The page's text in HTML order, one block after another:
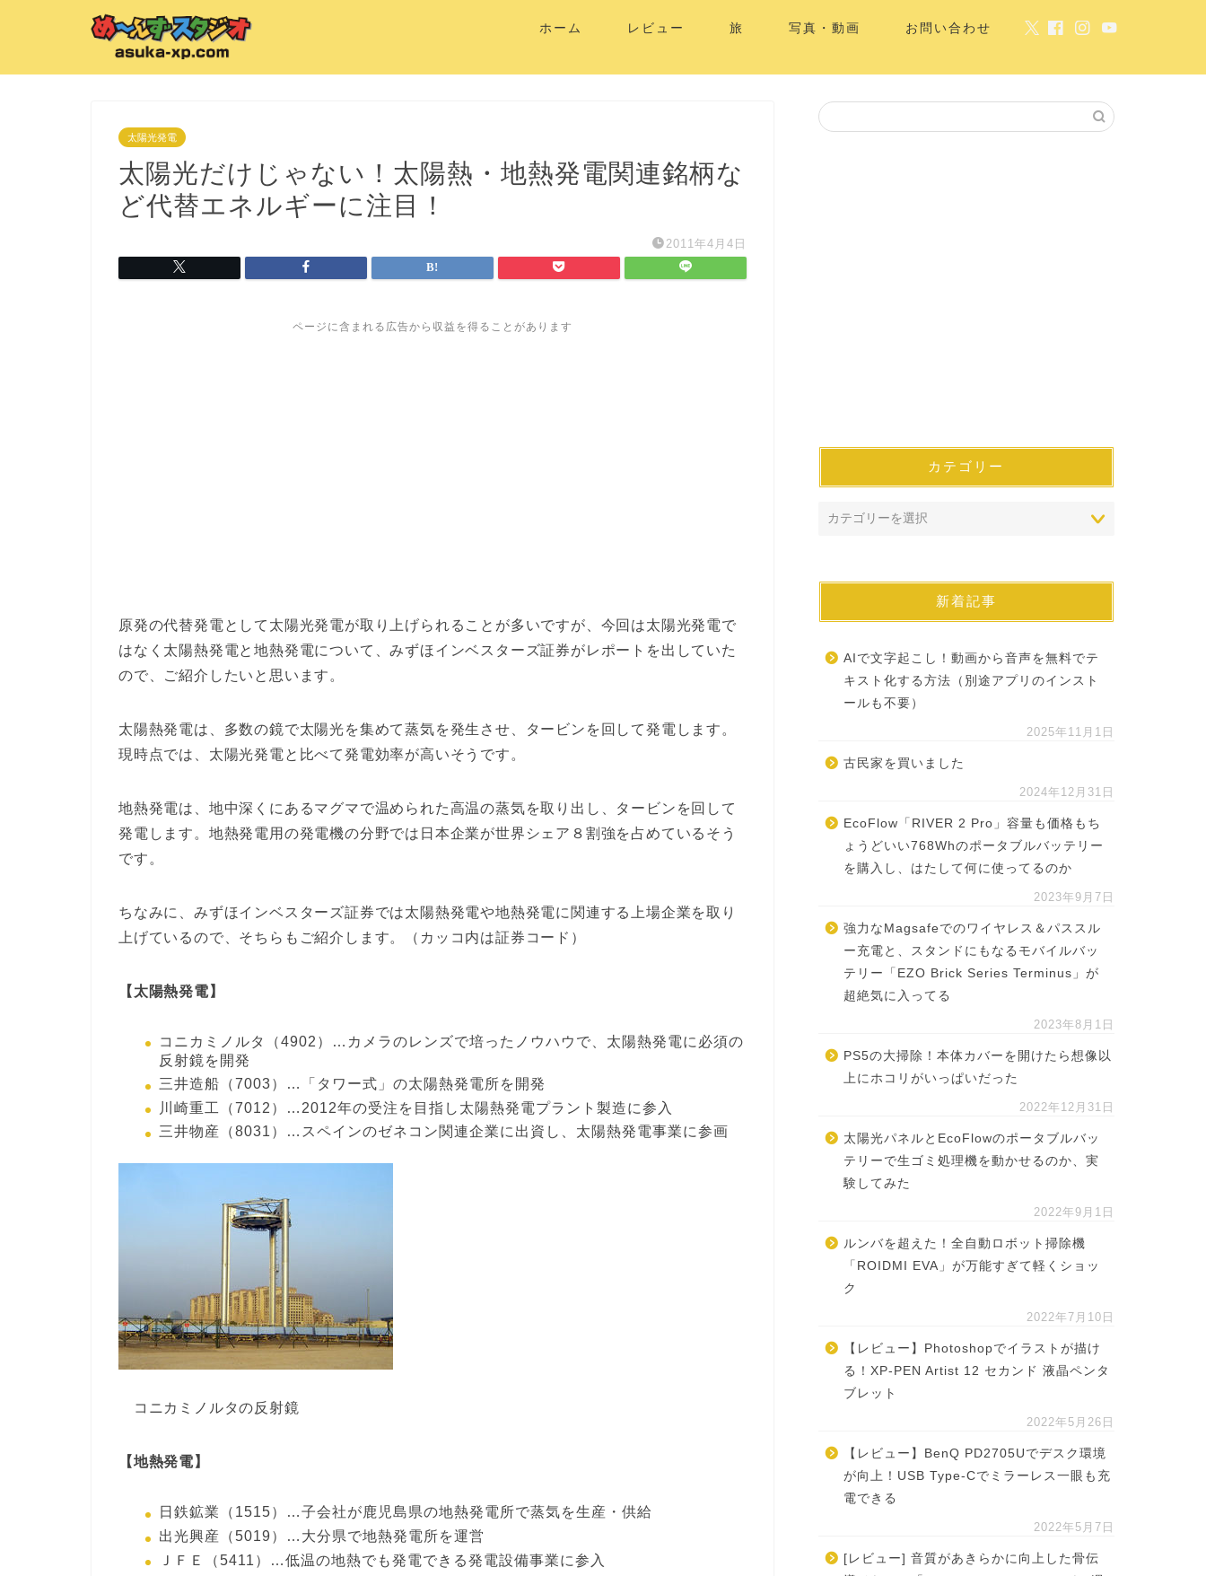
ホーム レビュー 旅 写真・動画 お問い合わせ
太陽光発電
太陽光だけじゃない！太陽熱・地熱発電関連銘柄な
ど代替エネルギーに注目！
2011年4月4日
ページに含まれる広告から収益を得ることがあります
原発の代替発電として太陽光発電が取り上げられることが多いですが、今回は太陽光発電で
はなく太陽熱発電と地熱発電について、みずほインベスターズ証券がレポートを出していた
ので、ご紹介したいと思います。
太陽熱発電は、多数の鏡で太陽光を集めて蒸気を発生させ、タービンを回して発電します。
現時点では、太陽光発電と比べて発電効率が高いそうです。
地熱発電は、地中深くにあるマグマで温められた高温の蒸気を取り出し、タービンを回して
発電します。地熱発電用の発電機の分野では日本企業が世界シェア８割強を占めているそう
です。
ちなみに、みずほインベスターズ証券では太陽熱発電や地熱発電に関連する上場企業を取り
上げているので、そちらもご紹介します。（カッコ内は証券コード）
【太陽熱発電】
コニカミノルタ（4902）…カメラのレンズで培ったノウハウで、太陽熱発電に必須の
反射鏡を開発
三井造船（7003）…「タワー式」の太陽熱発電所を開発
川崎重工（7012）…2012年の受注を目指し太陽熱発電プラント製造に参入
三井物産（8031）…スペインのゼネコン関連企業に出資し、太陽熱発電事業に参画
コニカミノルタの反射鏡
【地熱発電】
日鉄鉱業（1515）…子会社が鹿児島県の地熱発電所で蒸気を生産・供給
出光興産（5019）…大分県で地熱発電所を運営
ＪＦＥ（5411）…低温の地熱でも発電できる発電設備事業に参入
カテゴリー
新着記事
AIで文字起こし！動画から音声を無料でテ
キスト化する方法（別途アプリのインスト
ールも不要）
2025年11月1日
古民家を買いました
2024年12月31日
EcoFlow「RIVER 2 Pro」容量も価格もち
ょうどいい768Whのポータブルバッテリー
を購入し、はたして何に使ってるのか
2023年9月7日
強力なMagsafeでのワイヤレス＆パススル
ー充電と、スタンドにもなるモバイルバッ
テリー「EZO Brick Series Terminus」が
超絶気に入ってる
2023年8月1日
PS5の大掃除！本体カバーを開けたら想像以
上にホコリがいっぱいだった
2022年12月31日
太陽光パネルとEcoFlowのポータブルバッ
テリーで生ゴミ処理機を動かせるのか、実
験してみた
2022年9月1日
ルンバを超えた！全自動ロボット掃除機
「ROIDMI EVA」が万能すぎて軽くショッ
ク
2022年7月10日
【レビュー】Photoshopでイラストが描け
る！XP-PEN Artist 12 セカンド 液晶ペンタ
ブレット
2022年5月26日
【レビュー】BenQ PD2705Uでデスク環境
が向上！USB Type-Cでミラーレス一眼も充
電できる
2022年5月7日
[レビュー] 音質があきらかに向上した骨伝